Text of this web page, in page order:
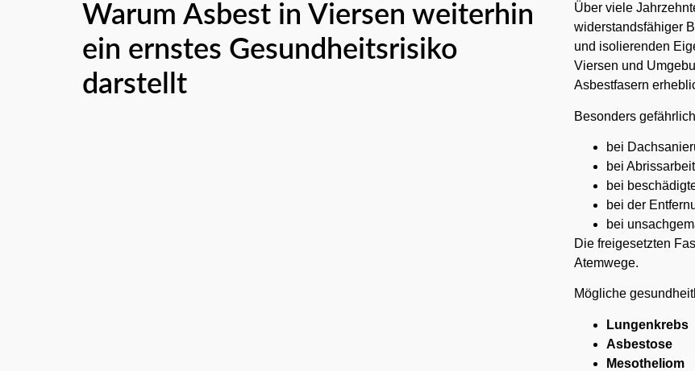
Warum Asbest in Viersen weiterhin
ein ernstes Gesundheitsrisiko
darstellt
Über viele
widerstandsfähiger
und isolierenden
Viersen und
Asbestfasern
Besonders
bei
bei
bei
bei der
bei
Die freigesetzten
Atemwege.
Mögliche
Lungenkrebs
Asbestose
Mesotheliom